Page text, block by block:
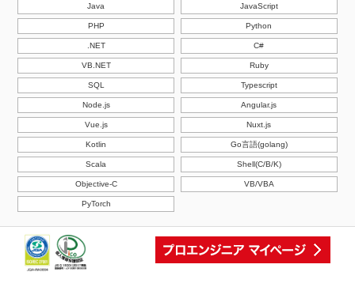
Java JavaScript
PHP Python
.NET C#
VB.NET Ruby
SQL Typescript
Node.js Angular.js
Vue.js Nuxt.js
Kotlin Go言語(golang)
Scala Shell(C/B/K)
Objective-C VB/VBA
PyTorch